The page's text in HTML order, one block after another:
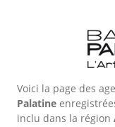
Voici la page des
Palatine
inclu dans la région